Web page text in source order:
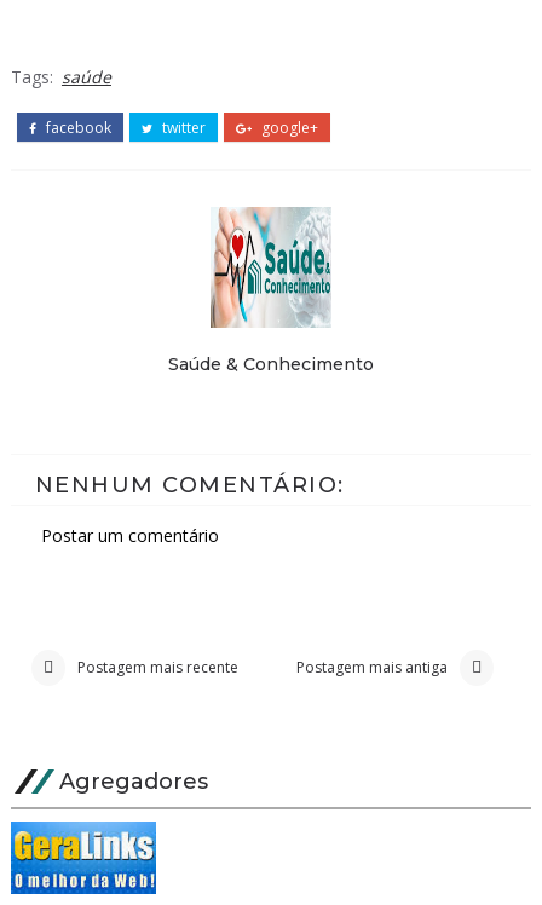
Tags: saúde
facebook twitter google+
Saúde & Conhecimento
NENHUM COMENTÁRIO:
Postar um comentário
Postagem mais recente Postagem mais antiga
Agregadores